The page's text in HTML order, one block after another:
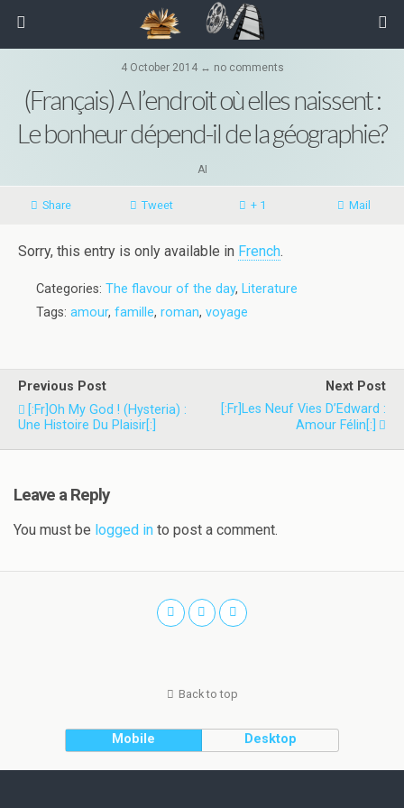
4 October 2014 ↔ no comments
(Français) A l’endroit où elles naissent :
Le bonheur dépend-il de la géographie?
AI
Share Tweet + 1 Mail
Sorry, this entry is only available in French.
Categories: The flavour of the day, Literature
Tags: amour, famille, roman, voyage
Previous Post
[:fr]Oh My God ! (Hysteria) :
Une Histoire Du Plaisir[:]
Next Post
[:fr]Les Neuf Vies D’Edward :
Amour Félin[:]
Leave a Reply
You must be logged in to post a comment.
Back to top
Mobile Desktop